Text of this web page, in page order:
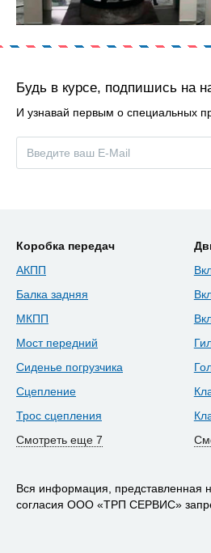
Будь в курсе, подпишись на
И узнавай первым о специальных
Коробка передач
АКПП
Балка задняя
МКПП
Мост передний
Сиденье погрузчика
Сцепление
Трос сцепления
Смотреть еще 7
Вся информация, представленная
согласия ООО «ТРП СЕРВИС»